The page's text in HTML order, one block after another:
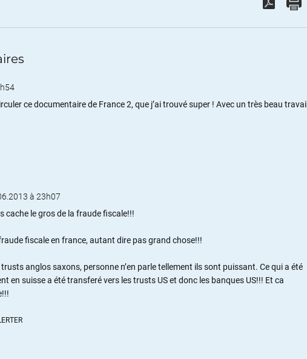
ce documentaire de France 2, que j’ai trouvé super ! Avec un très beau travail
à 23h07
cache le gros de la fraude fiscale!!!
fraude fiscale en france, autant dire pas grand chose!!!
anglos saxons, personne n’en parle tellement ils sont puissant. Ce qui a été
en suisse a été transferé vers les trusts US et donc les banques US!!! Et ca